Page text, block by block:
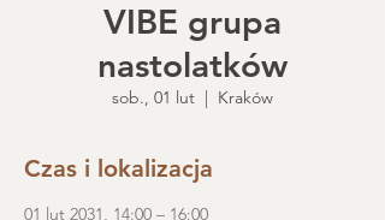
VIBE grupa
nastolatków
sob., 01 lut
  |
Kraków
Czas i lokalizacja
01 lut 2031, 14:00 – 16:00